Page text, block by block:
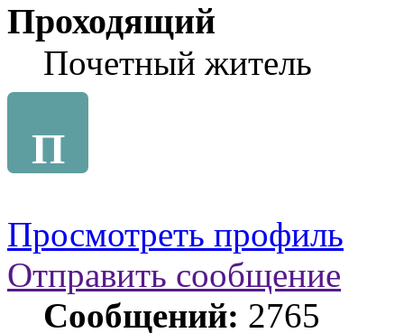
Проходящий
Почетный житель
П
Просмотреть профиль
Отправить сообщение
Сообщений: 2765